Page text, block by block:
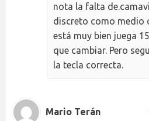
nota la falta
discreto como medio
está muy bien juega
que cambiar. Pero
la tecla correcta.
Mario Terán